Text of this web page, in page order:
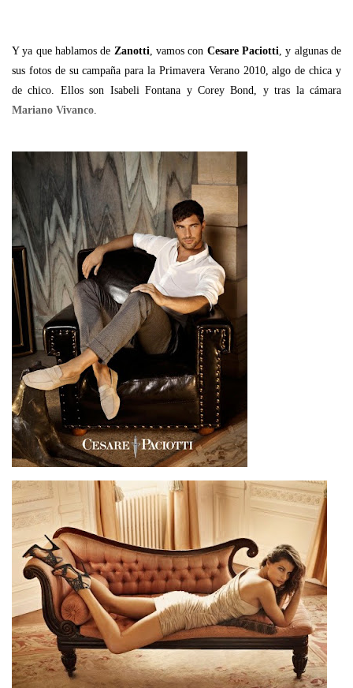
Y ya que hablamos de Zanotti , vamos con Cesare Paciotti , y algunas de
sus fotos de su campaña para la Primavera Verano 2010, algo de chica y
de chico. Ellos son Isabeli Fontana y Corey Bond, y tras la cámara
Mariano Vivanco